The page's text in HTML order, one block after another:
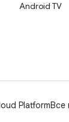
Android TV
PlatformВсе